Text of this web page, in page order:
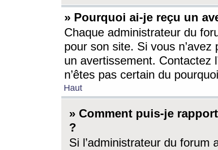
» Pourquoi ai-je reçu un
Chaque administrateur du
pour son site. Si vous
un avertissement. Contactez
n’êtes pas certain du
Haut
» Comment puis-je
?
Si l’administrateur du forum